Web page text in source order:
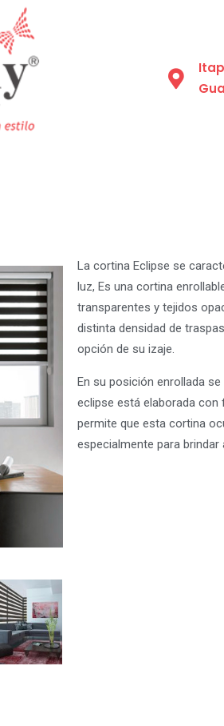
La cortina Eclipse se
luz, Es una cortina
transparentes y tejidos
distinta densidad de
opción de su izaje.
En su posición enrollada
eclipse está elaborada con
permite que esta cortina
especialmente para